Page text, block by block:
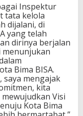
Inspektur
tata kelola
dijalani, di
yang telah
dirinya berjalan
menunjukan
Bima BISA.
saya mengajak
kita
Visi
Kota Bima